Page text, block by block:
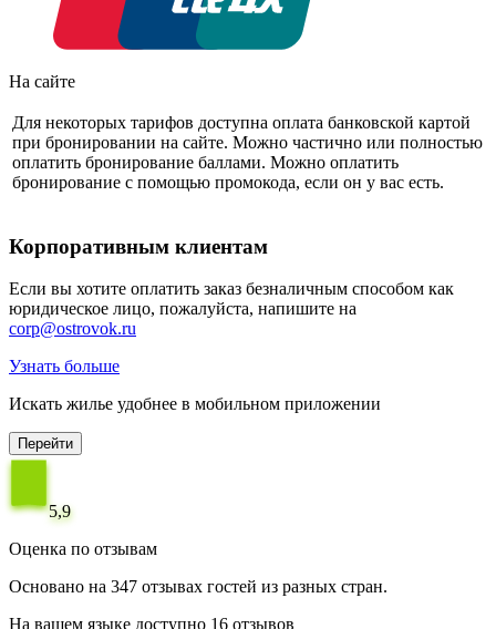
На сайте
Для некоторых тарифов доступна оплата банковской картой
при бронировании на сайте. Можно частично или полностью
оплатить бронирование баллами. Можно оплатить
бронирование с помощью промокода, если он у вас есть.
Корпоративным клиентам
Если вы хотите оплатить заказ безналичным способом как
юридическое лицо, пожалуйста, напишите на
corp@ostrovok.ru
Узнать больше
Искать жилье удобнее в мобильном приложении
Перейти
5,9
Оценка по отзывам
Основано на 347 отзывах гостей из разных стран.
На вашем языке доступно 16 отзывов